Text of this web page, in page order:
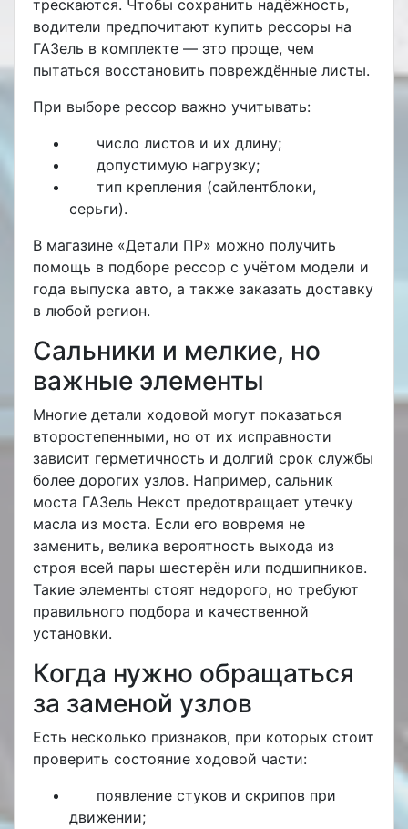
трескаются. Чтобы сохранить надёжность,
водители предпочитают купить рессоры на
ГАЗель в комплекте — это проще, чем
пытаться восстановить повреждённые листы.
При выборе рессор важно учитывать:
число листов и их длину;
допустимую нагрузку;
тип крепления (сайлентблоки,
серьги).
В магазине «Детали ПР» можно получить
помощь в подборе рессор с учётом модели и
года выпуска авто, а также заказать доставку
в любой регион.
Сальники и мелкие, но
важные элементы
Многие детали ходовой могут показаться
второстепенными, но от их исправности
зависит герметичность и долгий срок службы
более дорогих узлов. Например, сальник
моста ГАЗель Некст предотвращает утечку
масла из моста. Если его вовремя не
заменить, велика вероятность выхода из
строя всей пары шестерён или подшипников.
Такие элементы стоят недорого, но требуют
правильного подбора и качественной
установки.
Когда нужно обращаться
за заменой узлов
Есть несколько признаков, при которых стоит
проверить состояние ходовой части:
появление стуков и скрипов при
движении;